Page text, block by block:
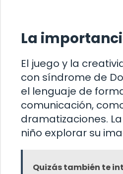
La
El juego y la
con síndrome de
el lenguaje de
comunicación,
dramatizaciones.
niño explorar su
Quizás también te